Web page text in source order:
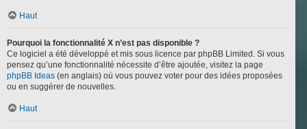
Haut
Pourquoi la fonctionnalité X n’est pas disponible ?
Ce logiciel a été développé et mis sous licence par phpBB Limited. Si vous
pensez qu’une fonctionnalité nécessite d’être ajoutée, visitez la page
phpBB Ideas (en anglais) où vous pouvez voter pour des idées proposées
ou en suggérer de nouvelles.
Haut